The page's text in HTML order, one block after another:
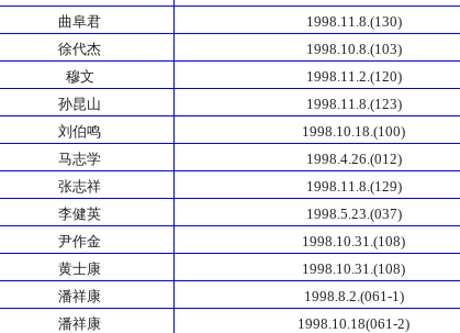
曲阜君 1998.11.8.(130)
徐代杰 1998.10.8.(103)
穆文 1998.11.2.(120)
孙昆山 1998.11.8.(123)
刘伯鸣 1998.10.18.(100)
马志学 1998.4.26.(012)
张志祥 1998.11.8.(129)
李健英 1998.5.23.(037)
尹作金 1998.10.31.(108)
黄士康 1998.10.31.(108)
潘祥康
1998.8.2.(061-1)
潘祥康 1998.10.18(061-2)